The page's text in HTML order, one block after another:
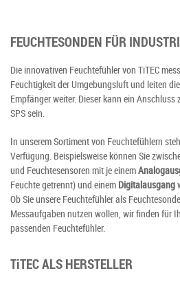
FEUCHTESONDEN FÜR
Die innovativen Feuchtefühler von TiTEC
Feuchtigkeit der Umgebungsluft und leiten
Empfänger weiter. Dieser kann ein Anschluss
SPS sein.
In unserem Sortiment von Feuchtefühlern
Verfügung. Beispielsweise können Sie
und Feuchtesensoren mit je einem
Feuchte getrennt) und einem Digitalausgang
Ob Sie unsere Feuchtefühler als
Messaufgaben nutzen wollen, wir finden für
passenden Feuchtefühler.
TiTEC ALS HERSTELLER